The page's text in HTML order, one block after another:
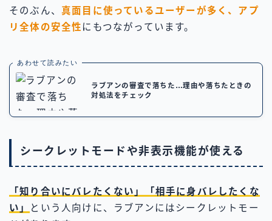
そのぶん、 真面目に使っているユーザーが多く、アプ
リ全体の安全性 にもつながっています。
あわせて読みたい
ラブアンの審査で落ちた…理由や落ちたときの
対処法をチェック
シークレットモードや非表示機能が使える
「知り合いにバレたくない」「相手に身バレしたくな
い」
という人向けに、ラブアンにはシークレットモー